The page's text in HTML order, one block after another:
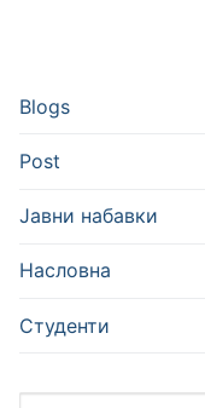
Blogs
Post
Јавни набавки
Насловна
Студенти